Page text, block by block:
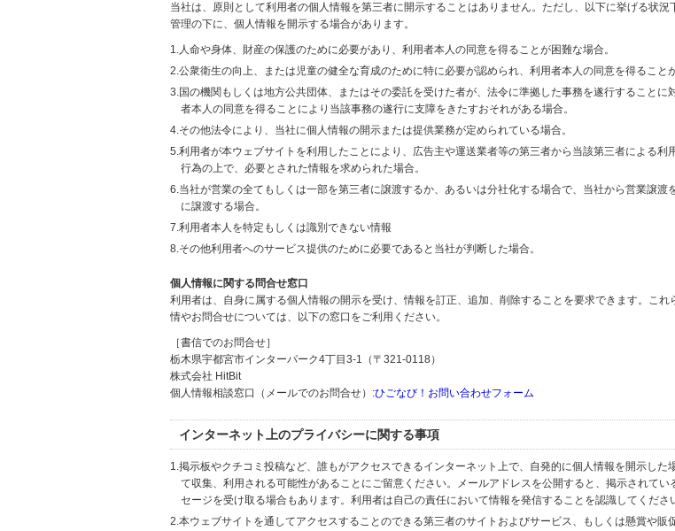
当社は、原則として利用者の個人情報を第三者に開示することはありません。ただし、以下に挙げる状
管理の下に、個人情報を開示する場合があります。
1.人命や身体、財産の保護のために必要があり、利用者本人の同意を得ることが困難な場合。
2.公衆衛生の向上、または児童の健全な育成のために特に必要が認められ、利用者本人の同意を得ること
3.国の機関もしくは地方公共団体、またはその委託を受けた者が、法令に準拠した事務を遂行することに
者本人の同意を得ることにより当該事務の遂行に支障をきたすおそれがある場合。
4.その他法令により、当社に個人情報の開示または提供業務が定められている場合。
5.利用者が本ウェブサイトを利用したことにより、広告主や運送業者等の第三者から当該第三者による利
行為の上で、必要とされた情報を求められた場合。
6.当社が営業の全てもしくは一部を第三者に譲渡するか、あるいは分社化する場合で、当社から営業譲渡
に譲渡する場合。
7.利用者本人を特定もしくは識別できない情報
8.その他利用者へのサービス提供のために必要であると当社が判断した場合。
個人情報に関する問合せ窓口
利用者は、自身に属する個人情報の開示を受け、情報を訂正、追加、削除することを要求できます。こ
情やお問合せについては、以下の窓口をご利用ください。
［書信でのお問合せ］
栃木県宇都宮市インターパーク4丁目3-1（〒321-0118）
株式会社 HitBit
個人情報相談窓口（メールでのお問合せ）:ひごなび！お問い合わせフォーム
インターネット上のプライバシーに関する事項
1.掲示板やクチコミ投稿など、誰もがアクセスできるインターネット上で、自発的に個人情報を開示した
て収集、利用される可能性があることにご留意ください。メールアドレスを公開すると、掲示されてい
セージを受け取る場合もあります。利用者は自己の責任において情報を発信することを認識してくださ
2.本ウェブサイトを通してアクセスすることのできる第三者のサイトおよびサービス、もしくは懸賞や販